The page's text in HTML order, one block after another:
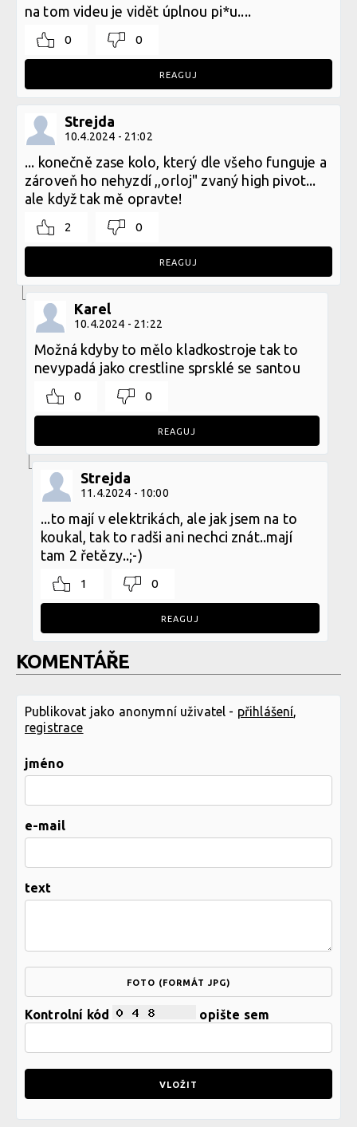
na tom videu je vidět úplnou pi*u....
0 0
REAGUJ
Strejda
10.4.2024 - 21:02
... konečně zase kolo, který dle všeho funguje a
zároveň ho nehyzdí ,,orloj" zvaný high pivot...
ale když tak mě opravte!
2 0
REAGUJ
Karel
10.4.2024 - 21:22
Možná kdyby to mělo kladkostroje tak to
nevypadá jako crestline sprsklé se santou
0 0
REAGUJ
Strejda
11.4.2024 - 10:00
...to mají v elektrikách, ale jak jsem na to
koukal, tak to radši ani nechci znát..mají
tam 2 řetězy..;-)
1 0
REAGUJ
KOMENTÁŘE
Publikovat jako anonymní uživatel - přihlášení,
registrace
jméno
e-mail
text
FOTO (FORMÁT JPG)
Kontrolní kód opište sem